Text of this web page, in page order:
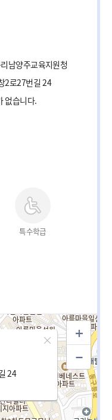
남양주교육지원청
2로27번길 24
없습니다.
특수학급
24